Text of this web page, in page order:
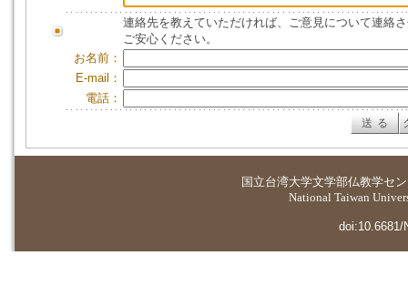
連絡先を教えていただければ、ご意見について連絡
ご安心ください。
お名前：
E-mail：
電話：
国立台湾大学文学部仏教学セ
National Taiwan
doi:10.6681/